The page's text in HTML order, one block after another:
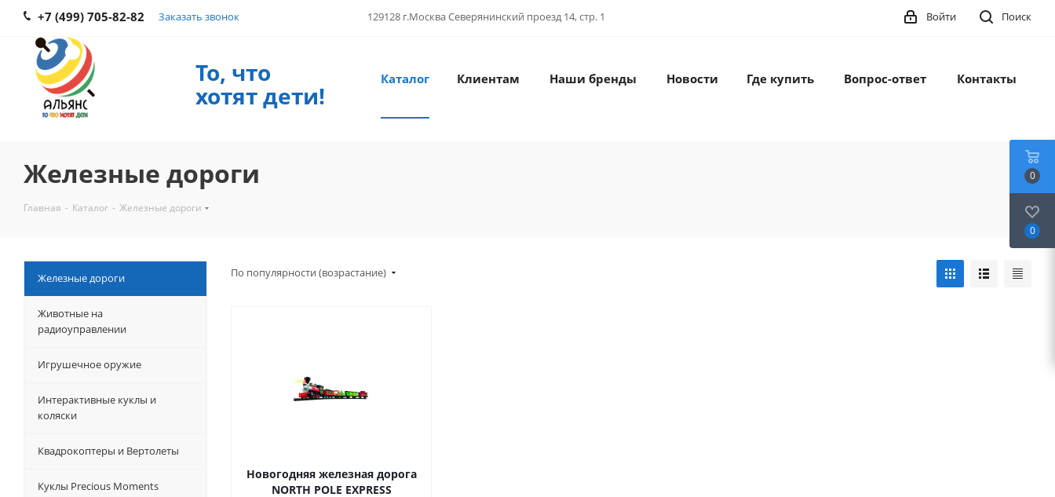
+7 (499) 705-82-82 Заказать звонок 129128 г.Москва Северянинский проезд 14, стр. 1 Поиск
Войти
То, что
хотят дети!
Каталог Клиентам Наши бренды Новости Где купить Вопрос-ответ Контакты
Железные дороги
Главная - Каталог - Железные дороги
По популярности (возрастание)
Новогодняя железная дорога
NORTH POLE EXPRESS
Железные дороги
Животные на
радиоуправлении
Игрушечное оружие
Интерактивные куклы и
коляски
Квадрокоптеры и Вертолеты
Куклы Precious Moments
0
0